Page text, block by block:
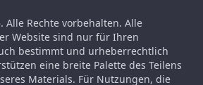
Alle Rechte vorbehalten. Alle
Website sind nur für Ihren
bestimmt und urheberrechtlich
eine breite Palette des Teilens
Materials. Für Nutzungen, die